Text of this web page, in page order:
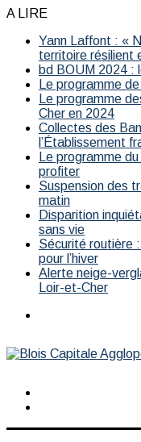
A LIRE
Yann Laffont : «
territoire résilient
bd BOUM 2024 :
Le programme
Le programme
Cher en 2024
Collectes des
l’Établissement
Le programme
profiter
Suspension des
matin
Disparition
sans vie
Sécurité routière
pour l’hiver
Alerte neige-
Loir-et-Cher